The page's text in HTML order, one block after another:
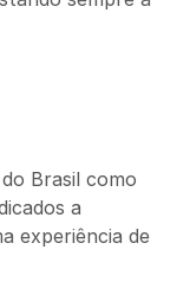
Brasil como
a
experiência de